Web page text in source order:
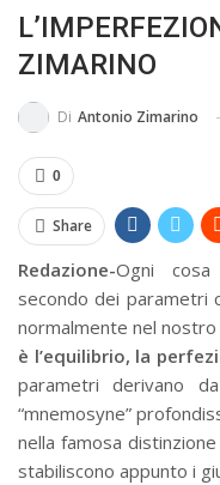
MA...
CIVILE E SOCIALE
ZIMARINO
Di Antonio Zimarino
0
Share
Redazione-Ogni
secondo dei parametri
normalmente nel
è l’equilibrio, la
parametri derivano
“mnemosyne”
nella famosa
stabiliscono appunto i